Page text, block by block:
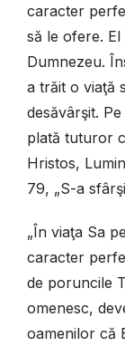
caracter
să le ofere.
Dumnezeu.
a trăit o viaţă
desăvârşit.
plată tuturor
Hristos,
79, „S-a
„În viaţa Sa
caracter
de poruncile
omenesc,
oamenilor că